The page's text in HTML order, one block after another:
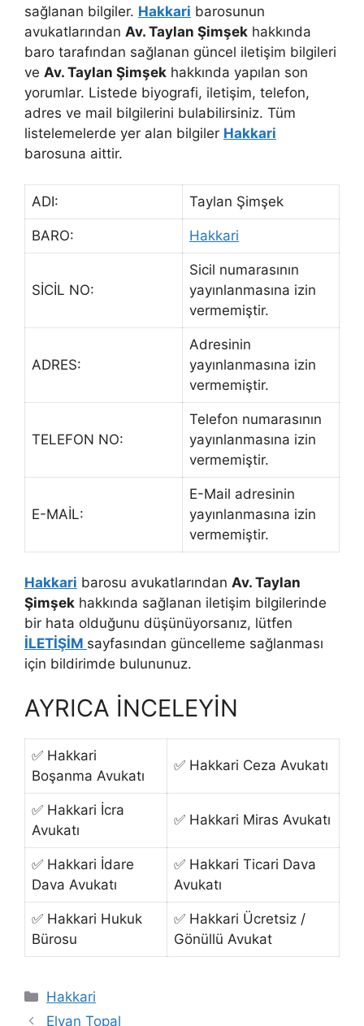
sağlanan bilgiler. Hakkari barosunun
avukatlarından Av. Taylan Şimşek hakkında
baro tarafından sağlanan güncel iletişim bilgileri
ve Av. Taylan Şimşek hakkında yapılan son
yorumlar. Listede biyografi, iletişim, telefon,
adres ve mail bilgilerini bulabilirsiniz. Tüm
listelemelerde yer alan bilgiler Hakkari
barosuna aittir.
ADI: Taylan Şimşek
BARO: Hakkari
SİCİL NO:
Sicil numarasının
yayınlanmasına izin
vermemiştir.
ADRES:
Adresinin
yayınlanmasına izin
vermemiştir.
TELEFON NO:
Telefon numarasının
yayınlanmasına izin
vermemiştir.
E-MAİL:
E-Mail adresinin
yayınlanmasına izin
vermemiştir.
Hakkari barosu avukatlarından Av. Taylan
Şimşek hakkında sağlanan iletişim bilgilerinde
bir hata olduğunu düşünüyorsanız, lütfen
İLETİŞİM sayfasından güncelleme sağlanması
için bildirimde bulununuz.
AYRICA İNCELEYİN
✅ Hakkari
Boşanma Avukatı
✅ Hakkari Ceza Avukatı
✅ Hakkari İcra
Avukatı
✅ Hakkari Miras Avukatı
✅ Hakkari İdare
Dava Avukatı
✅ Hakkari Ticari Dava
Avukatı
✅ Hakkari Hukuk
Bürosu
✅ Hakkari Ücretsiz /
Gönüllü Avukat
Kategoriler
Hakkari
Elvan Topal